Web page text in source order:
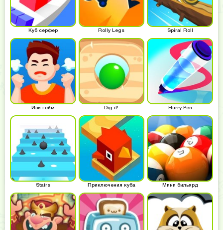
Куб серфер Rolly Legs Spiral Roll
Изи гейм Dig it! Hurry Pen
Stairs Приключения куба Мини бильярд